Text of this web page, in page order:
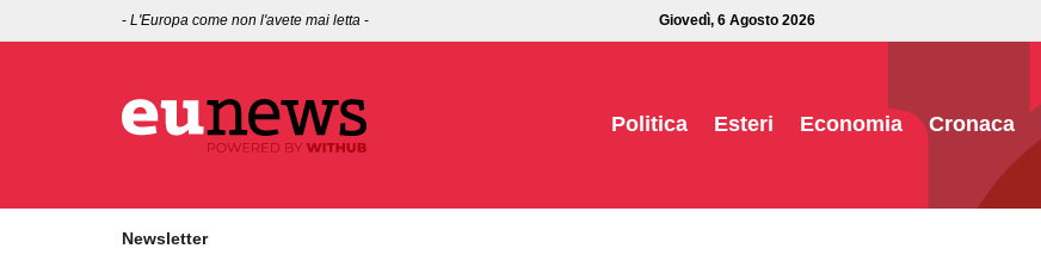
- L'Europa come non l'avete mai letta - Giovedì, 6 Agosto 2026
Politica Esteri Economia Cronaca
Newsletter